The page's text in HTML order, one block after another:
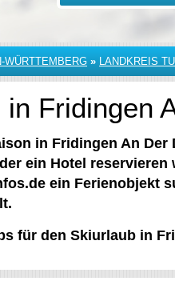
WÜRTTEMBERG » LANDKREIS
Fridingen
in Fridingen An
ein Hotel
ein Ferienobjekt
für den Skiurlaub in